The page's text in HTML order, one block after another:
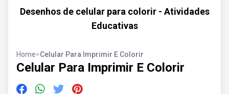
Desenhos de celular para colorir - Atividades
Educativas
Home>Celular Para Imprimir E Colorir
Celular Para Imprimir E Colorir